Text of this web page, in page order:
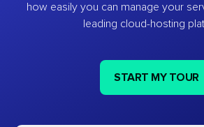
how easily you can manage your
leading cloud-hosting
START MY TOUR